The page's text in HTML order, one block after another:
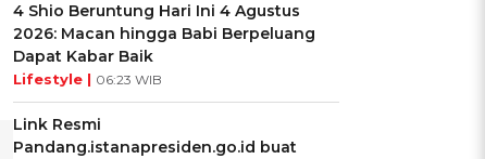
4 Shio Beruntung Hari Ini 4 Agustus
2026: Macan hingga Babi Berpeluang
Dapat Kabar Baik
Lifestyle | 06:23 WIB
Link Resmi
Pandang.istanapresiden.go.id buat